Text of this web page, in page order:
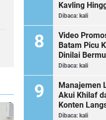
Kavling
Rupiah,
Dibaca: kali
Video
Batam Picu
Dinilai
Dibaca: kali
Manajemen
Akui Khilaf
Konten
Takedown
Dibaca: kali